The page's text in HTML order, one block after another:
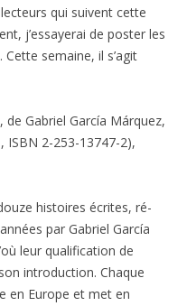
qui suivent cette
j’essayerai de poster les
semaine, il s’agit
, de Gabriel García Márquez,
ISBN 2-253-13747-2),
histoires écrites, ré-
par Gabriel García
leur qualification de
introduction. Chaque
en Europe et met en